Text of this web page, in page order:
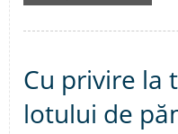
Cu privire la
lotului de